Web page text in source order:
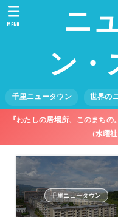
ニ
ン・
千里ニュータウン 世界の
MENU
『わたしの居場所、このまち
（水曜
千里ニュータウン